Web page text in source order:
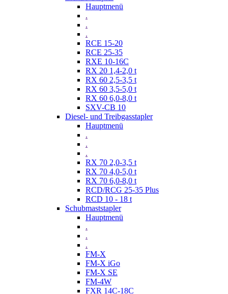
Hauptmenü
.
.
.
RCE 15-20
RCE 25-35
RXE 10-16C
RX 20 1,4-2,0 t
RX 60 2,5-3,5 t
RX 60 3,5-5,0 t
RX 60 6,0-8,0 t
SXV-CB 10
Diesel- und Treibgasstapler
Hauptmenü
.
.
.
RX 70 2,0-3,5 t
RX 70 4,0-5,0 t
RX 70 6,0-8,0 t
RCD/RCG 25-35 Plus
RCD 10 - 18 t
Schubmaststapler
Hauptmenü
.
.
.
FM-X
FM-X iGo
FM-X SE
FM-4W
FXR 14C-18C